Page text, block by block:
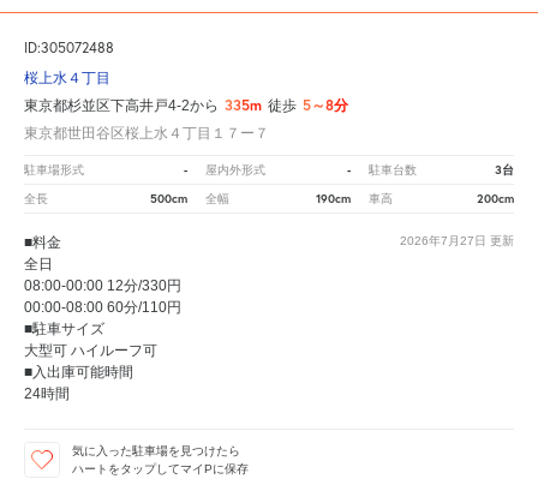
ID:305072488
桜上水４丁目
東京都杉並区下高井戸4-2から 335m 徒歩 5～8分
東京都世田谷区桜上水４丁目１７ー７
駐車場形式 - 屋内外形式 - 駐車台数 3台
全長 500cm 全幅 190cm 車高 200cm
2026年7月27日 更新
■料金
全日
08:00-00:00 12分/330円
00:00-08:00 60分/110円
■駐車サイズ
大型可 ハイルーフ可
■入出庫可能時間
24時間
気に入った駐車場を見つけたら
ハートをタップしてマイPに保存